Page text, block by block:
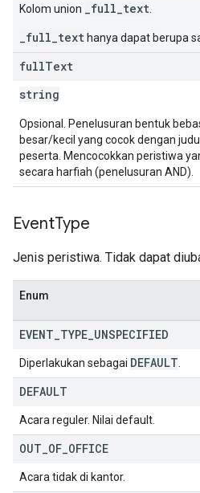
Kolom union _full_text
_full_text hanya dapat berupa
fullText
string
Opsional. Penelusuran bentuk
besar/kecil yang cocok dengan
peserta. Mencocokkan peristiwa
secara harfiah (penelusuran AND).
EventType
Jenis peristiwa. Tidak dapat
Enum
EVENT TYPE UNSPECIFIED
Diperlakukan sebagai DEFAULT
DEFAULT
Acara reguler. Nilai default.
OUT OF OFFICE
Acara tidak di kantor.